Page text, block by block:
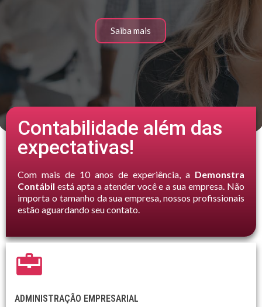
Saiba mais
Contabilidade além das
expectativas!
Com mais de 10 anos de experiência, a Demonstra
Contábil está apta a atender você e a sua empresa. Não
importa o tamanho da sua empresa, nossos profissionais
estão aguardando seu contato.
ADMINISTRAÇÃO EMPRESARIAL